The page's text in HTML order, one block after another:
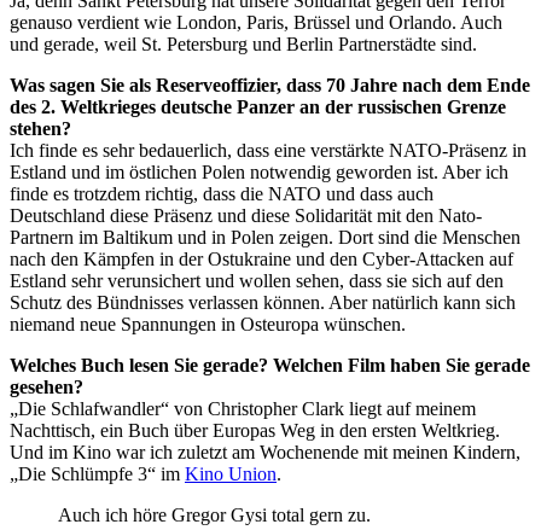
genauso verdient wie London, Paris, Brüssel und Orlando. Auch
und gerade, weil St. Petersburg und Berlin Partnerstädte sind.
Was sagen Sie als Reserveoffizier, dass 70 Jahre nach dem Ende
des 2. Weltkrieges deutsche Panzer an der russischen Grenze
stehen?
Ich finde es sehr bedauerlich, dass eine verstärkte NATO-Präsenz in
Estland und im östlichen Polen notwendig geworden ist. Aber ich
finde es trotzdem richtig, dass die NATO und dass auch
Deutschland diese Präsenz und diese Solidarität mit den Nato-
Partnern im Baltikum und in Polen zeigen. Dort sind die Menschen
nach den Kämpfen in der Ostukraine und den Cyber-Attacken auf
Estland sehr verunsichert und wollen sehen, dass sie sich auf den
Schutz des Bündnisses verlassen können. Aber natürlich kann sich
niemand neue Spannungen in Osteuropa wünschen.
Welches Buch lesen Sie gerade? Welchen Film haben Sie gerade
gesehen?
„Die Schlafwandler“ von Christopher Clark liegt auf meinem
Nachttisch, ein Buch über Europas Weg in den ersten Weltkrieg.
Und im Kino war ich zuletzt am Wochenende mit meinen Kindern,
„Die Schlümpfe 3“ im Kino Union.
Auch ich höre Gregor Gysi total gern zu.